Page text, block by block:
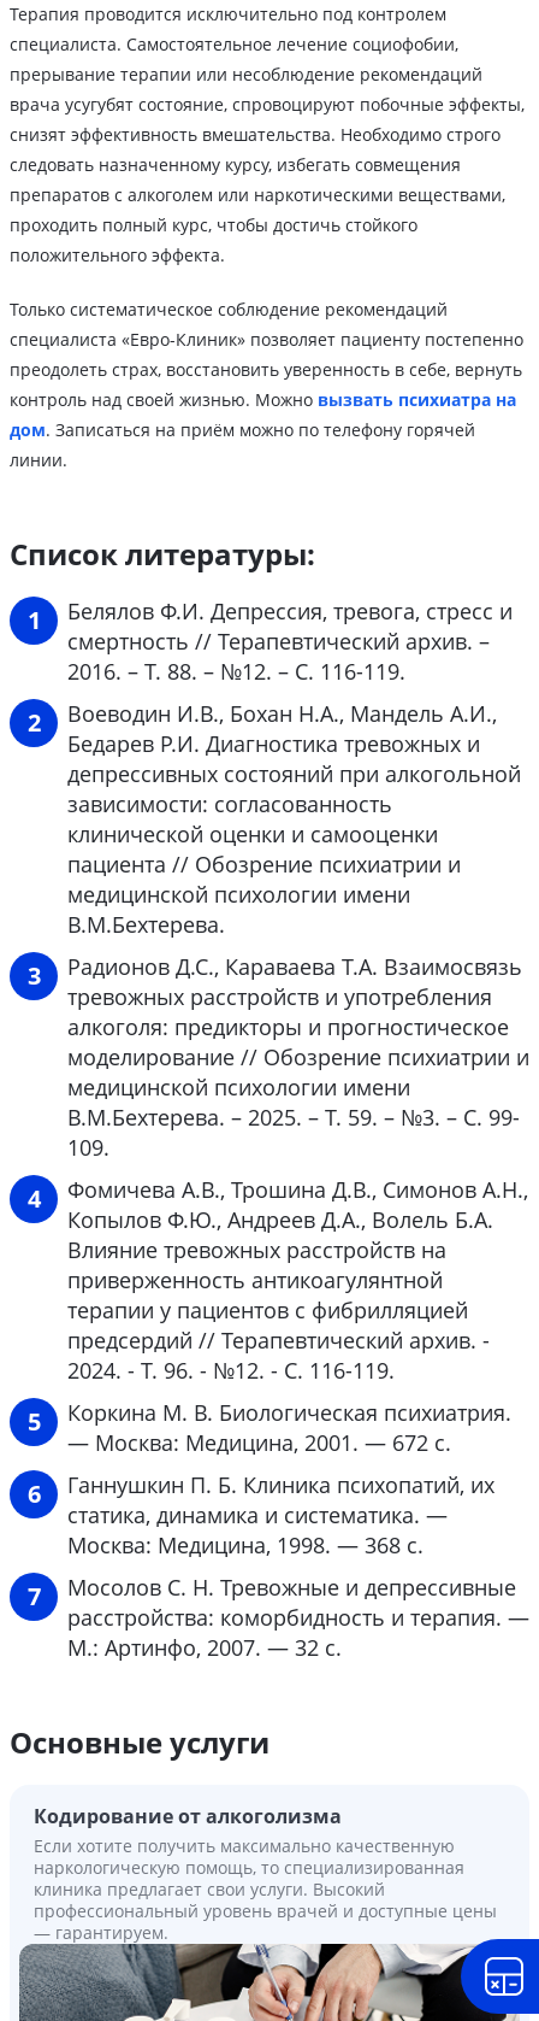
Терапия проводится исключительно под контролем
специалиста. Самостоятельное лечение социофобии,
прерывание терапии или несоблюдение рекомендаций
врача усугубят состояние, спровоцируют побочные эффекты,
снизят эффективность вмешательства. Необходимо строго
следовать назначенному курсу, избегать совмещения
препаратов с алкоголем или наркотическими веществами,
проходить полный курс, чтобы достичь стойкого
положительного эффекта.
Только систематическое соблюдение рекомендаций
специалиста «Евро-Клиник» позволяет пациенту постепенно
преодолеть страх, восстановить уверенность в себе, вернуть
контроль над своей жизнью. Можно вызвать психиатра на
дом. Записаться на приём можно по телефону горячей
линии.
Список литературы:
Белялов Ф.И. Депрессия, тревога, стресс и
смертность // Терапевтический архив. –
2016. – Т. 88. – №12. – С. 116-119.
Воеводин И.В., Бохан Н.А., Мандель А.И.,
Бедарев Р.И. Диагностика тревожных и
депрессивных состояний при алкогольной
зависимости: согласованность
клинической оценки и самооценки
пациента // Обозрение психиатрии и
медицинской психологии имени
В.М.Бехтерева.
Радионов Д.С., Караваева Т.А. Взаимосвязь
тревожных расстройств и употребления
алкоголя: предикторы и прогностическое
моделирование // Обозрение психиатрии и
медицинской психологии имени
В.М.Бехтерева. – 2025. – Т. 59. – №3. – С. 99-
109.
Фомичева А.В., Трошина Д.В., Симонов А.Н.,
Копылов Ф.Ю., Андреев Д.А., Волель Б.А.
Влияние тревожных расстройств на
приверженность антикоагулянтной
терапии у пациентов с фибрилляцией
предсердий // Терапевтический архив. -
2024. - Т. 96. - №12. - C. 116-119.
Коркина М. В. Биологическая психиатрия.
— Москва: Медицина, 2001. — 672 с.
Ганнушкин П. Б. Клиника психопатий, их
статика, динамика и систематика. —
Москва: Медицина, 1998. — 368 с.
Мосолов С. Н. Тревожные и депрессивные
расстройства: коморбидность и терапия. —
М.: Артинфо, 2007. — 32 с.
Основные услуги
Кодирование от алкоголизма
Если хотите получить максимально качественную
наркологическую помощь, то специализированная
клиника предлагает свои услуги. Высокий
профессиональный уровень врачей и доступные цены
— гарантируем.